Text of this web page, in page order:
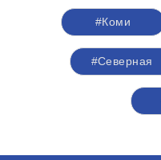
#Коми
#Северная